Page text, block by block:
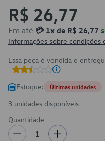
R$ 26,77
Em até 💳 1x de R$ 26,77
Informações sobre condições
Essa peça é vendida e
Estoque: Últimas unidades
3 unidades disponíveis
Quantidade
1